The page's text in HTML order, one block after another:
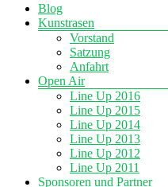
Blog
Kunstrasen
Vorstand
Satzung
Anfahrt
Open Air
Line Up 2016
Line Up 2015
Line Up 2014
Line Up 2013
Line Up 2012
Line Up 2011
Sponsoren und Partner